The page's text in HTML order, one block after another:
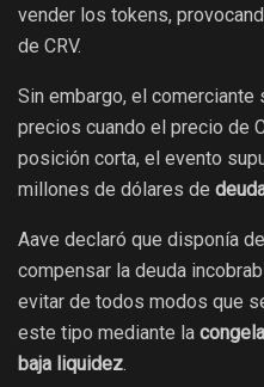
vender los tokens,
de CRV.
Sin embargo, el
precios cuando el precio de
posición corta, el evento
millones de dólares de
Aave declaró que disponía
compensar la deuda
evitar de todos modos que
este tipo mediante la
baja liquidez.